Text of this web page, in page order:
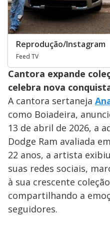
Reprodução/Instagram
Feed TV
Cantora expande
celebra nova
A cantora sertaneja
como Boiadeira,
13 de abril de 2026, a
Dodge Ram avaliada
22 anos, a artista
suas redes sociais,
à sua crescente
compartilhando a
seguidores.